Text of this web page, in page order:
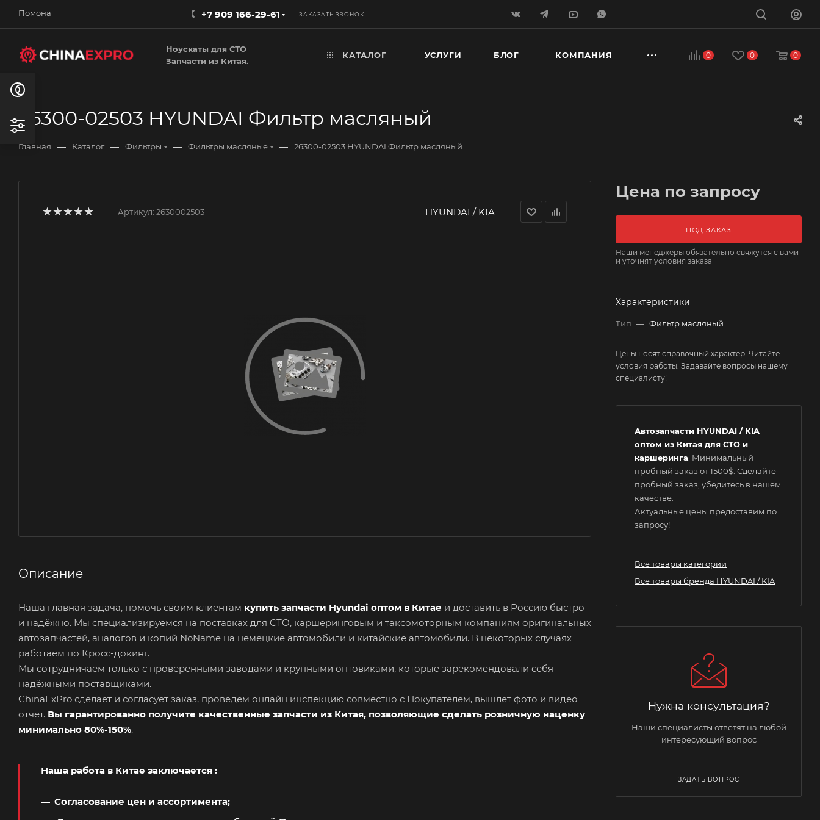
Помона +7 909 166-29-61 ЗАКАЗАТЬ ЗВОНОК
0 0 0
Ноускаты для СТО
Запчасти из Китая.
КАТАЛОГ УСЛУГИ БЛОГ КОМПАНИЯ
26300-02503 HYUNDAI Фильтр масляный
Главная — Каталог — Фильтры — Фильтры масляные — 26300-02503 HYUNDAI Фильтр масляный
Артикул: 2630002503 HYUNDAI / KIA
Описание
Наша главная задача, помочь своим клиентам купить запчасти Hyundai оптом в Китае и доставить в Россию быстро
и надёжно. Мы специализируемся на поставках для СТО, каршеринговым и таксомоторным компаниям оригинальных
автозапчастей, аналогов и копий NoName на немецкие автомобили и китайские автомобили. В некоторых случаях
работаем по Кросс-докинг.
Мы сотрудничаем только с проверенными заводами и крупными оптовиками, которые зарекомендовали себя
надёжными поставщиками.
ChinaExPro сделает и согласует заказ, проведём онлайн инспекцию совместно с Покупателем, вышлет фото и видео
отчёт. Вы гарантированно получите качественные запчасти из Китая, позволяющие сделать розничную наценку
минимально 80%-150%.
Наша работа в Китае заключается :
Согласование цен и ассортимента;
Цена по запросу
ПОД ЗАКАЗ
Наши менеджеры обязательно свяжутся с вами
и уточнят условия заказа
Характеристики
Тип — Фильтр масляный
Цены носят справочный характер. Читайте
условия работы. Задавайте вопросы нашему
специалисту!
Автозапчасти HYUNDAI / KIA
оптом из Китая для СТО и
каршеринга . Минимальный
пробный заказ от 1500$. Сделайте
пробный заказ, убедитесь в нашем
качестве.
Актуальные цены предоставим по
запросу!
Все товары категории
Все товары бренда HYUNDAI / KIA
Нужна консультация?
Наши специалисты ответят на любой
интересующий вопрос
ЗАДАТЬ ВОПРОС